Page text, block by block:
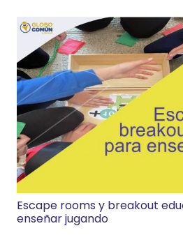
Escape rooms y breakout
enseñar jugando